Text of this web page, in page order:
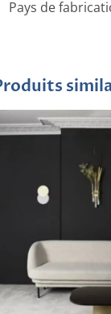
Pays de